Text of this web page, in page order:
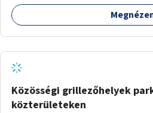
Közösségi grillezőhelyek
közterületeken